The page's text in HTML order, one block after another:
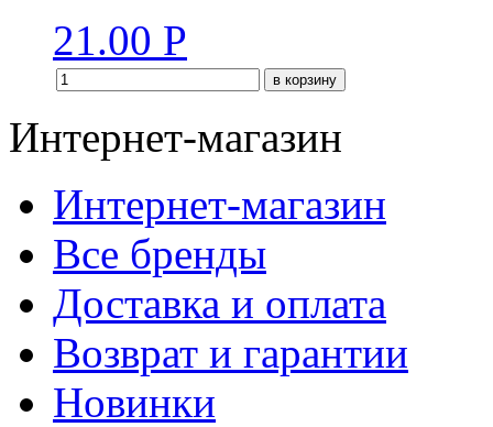
21.00 Р
в корзину
Интернет-магазин
Интернет-магазин
Все бренды
Доставка и оплата
Возврат и гарантии
Новинки